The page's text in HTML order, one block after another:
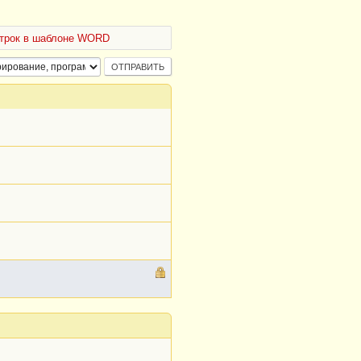
в шаблоне WORD